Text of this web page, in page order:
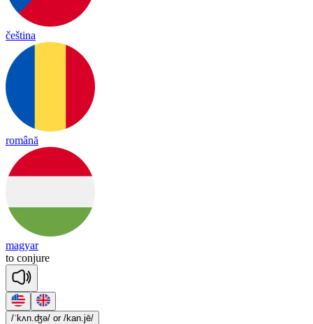
čeština
română
magyar
to conjure
/ˈkʌn.ʤə/ or /kan.jē/